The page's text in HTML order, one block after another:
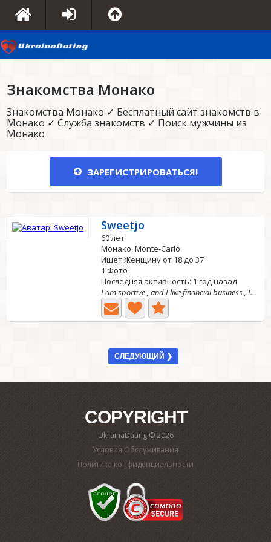
Знакомства Монако
Знакомства Монако ✓ Бесплатный сайт знакомств в
Монако ✓ Служба знакомств ✓ Поиск мужчины из
Монако
ЗАРЕГИСТРИРОВАТЬСЯ!
Sweetjo
60 лет
Монако, Monte-Carlo
Ищет Женщину от 18 до 37
1 Фото
Последняя активность: 1 год назад
I am sportive , and I like financial business , I like...
СЛЕДУЮЩИЙ ❯
COPYRIGHT
UkrainaDating © 2026
Условия Обслуживания
Политика конфиденциальности